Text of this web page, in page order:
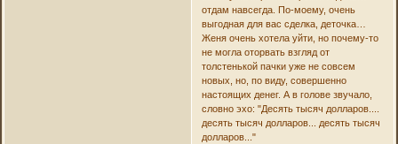
отдам навсегда. По-моему, очень
выгодная для вас сделка, деточка…
Женя очень хотела уйти, но почему-то
не могла оторвать взгляд от
толстенькой пачки уже не совсем
новых, но, по виду, совершенно
настоящих денег. А в голове звучало,
словно эхо: "Десять тысяч долларов....
десять тысяч долларов... десять тысяч
долларов..."